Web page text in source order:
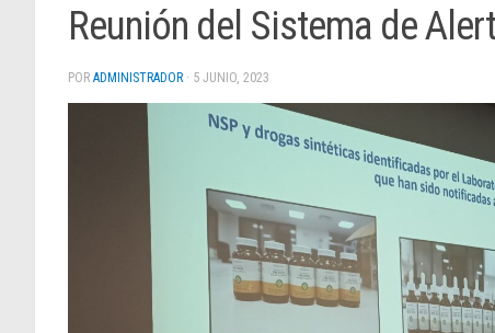
Reunión del Sistema de
POR ADMINISTRADOR · 5 JUNIO, 2023